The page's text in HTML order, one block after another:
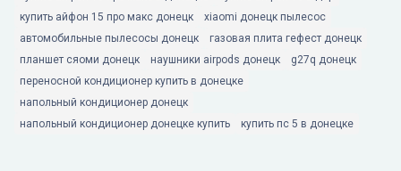
купить айфон 15 про макс донецк
xiaomi донецк пылесос
автомобильные пылесосы донецк
газовая плита гефест донецк
планшет сяоми донецк
наушники airpods донецк
g27q донецк
переносной кондиционер купить в донецке
напольный кондиционер донецк
напольный кондиционер донецке купить
купить пс 5 в донецке